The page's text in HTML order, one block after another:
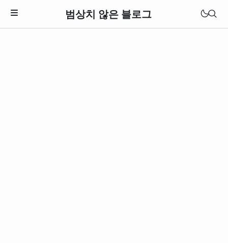
범상치 않은 블로그